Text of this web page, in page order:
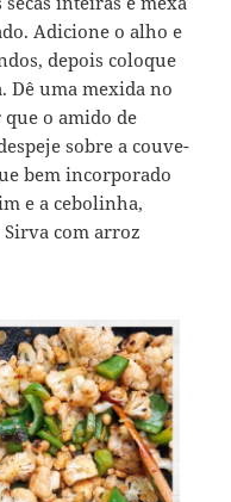
Adicione o alho e
depois coloque
Dê uma mexida no
o amido de
sobre a couve-
bem incorporado
e a cebolinha,
com arroz